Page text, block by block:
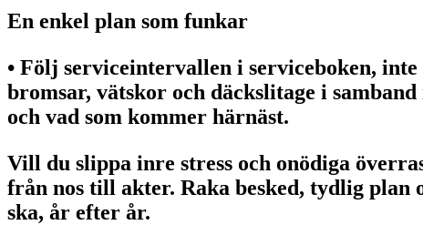
En enkel plan som funkar
• Följ serviceintervallen i serviceboken,
bromsar, vätskor och däckslitage i
och vad som kommer härnäst.
Vill du slippa inre stress och onödiga
från nos till akter. Raka besked, tydlig
ska, år efter år.